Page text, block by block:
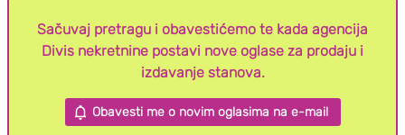
Sačuvaj pretragu i obavestićemo te kada agencija
Divis nekretnine postavi nove oglase za prodaju i
izdavanje stanova.
Obavesti me o novim oglasima na e-mail